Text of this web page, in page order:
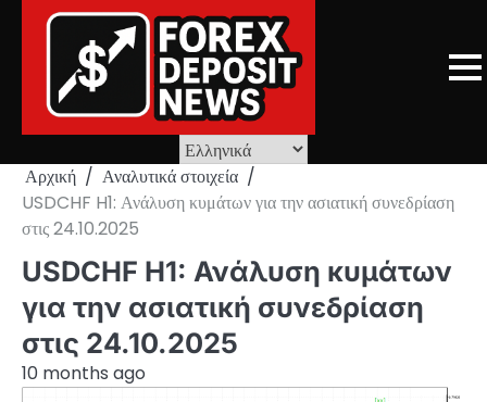
Αρχική
Αναλυτικά στοιχεία
USDCHF H1: Ανάλυση κυμάτων για την ασιατική συνεδρίαση
στις 24.10.2025
USDCHF H1: Ανάλυση κυμάτων
για την ασιατική συνεδρίαση
στις 24.10.2025
10 months ago